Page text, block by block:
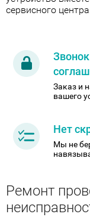
сервисного
Заказ и
вашего
Нет
Мы не
Ремонт